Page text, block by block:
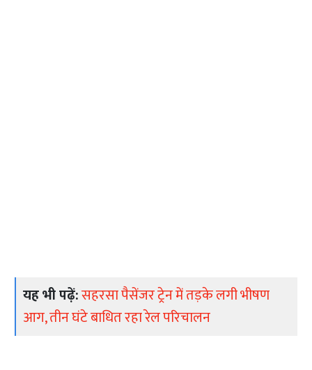
यह भी पढ़ें:सहरसा पैसेंजर ट्रेन में तड़के लगी भीषण
आग, तीन घंटे बाधित रहा रेल परिचालन